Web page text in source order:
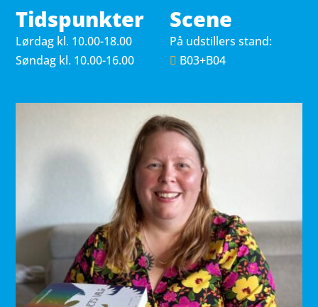
Tidspunkter
Lørdag kl. 10.00-18.00
Søndag kl. 10.00-16.00
Scene
På udstillers stand:
B03+B04